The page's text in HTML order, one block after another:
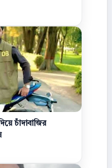
চাঁদাবাজির